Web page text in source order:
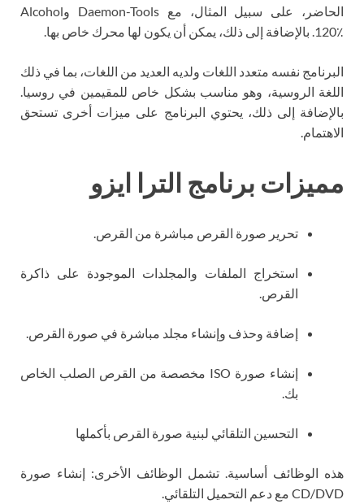
الحاضر، على سبيل المثال، مع Daemon-Tools وAlcohol
120٪. بالإضافة إلى ذلك، يمكن أن يكون لها محرك خاص بها.
البرنامج نفسه متعدد اللغات ولديه العديد من اللغات، بما في ذلك
اللغة الروسية، وهو مناسب بشكل خاص للمقيمين في روسيا.
بالإضافة إلى ذلك، يحتوي البرنامج على ميزات أخرى تستحق
الاهتمام.
مميزات برنامج الترا ايزو
تحرير صورة القرص مباشرة من القرص.
استخراج الملفات والمجلدات الموجودة على ذاكرة
القرص.
إضافة وحذف وإنشاء مجلد مباشرة في صورة القرص.
إنشاء صورة ISO مخصصة من القرص الصلب الخاص
بك.
التحسين التلقائي لبنية صورة القرص بأكملها
هذه الوظائف أساسية. تشمل الوظائف الأخرى: إنشاء صورة
CD/DVD مع دعم التحميل التلقائي.